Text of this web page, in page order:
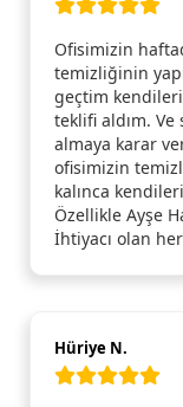
Ofisimizin
temizliğinin
geçtim
teklifi aldım.
almaya karar
ofisimizin
kalınca
Özellikle Ayşe
İhtiyacı olan
Hüriye N.